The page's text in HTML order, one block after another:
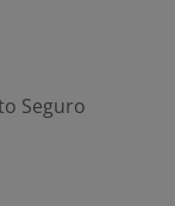
Seguro